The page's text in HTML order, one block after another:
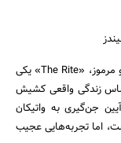
با بازی آنتونی هاپکینز در نقش یک کشیش کهنه‌کار و مرموز، «The Rite» یکی
زندگی واقعی کشیش
جن‌گیری به واتیکان
اما تجربه‌هایی عجیب